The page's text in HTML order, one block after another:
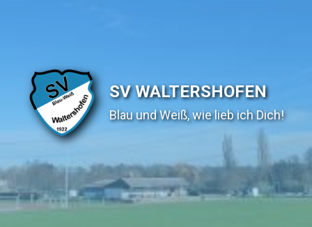
SV WALTERSHOFEN
Blau und Weiß, wie lieb ich Dich!